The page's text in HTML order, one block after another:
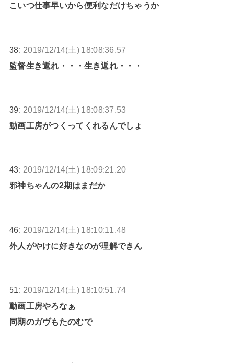
こいつ仕事早いから便利なだけちゃうか
38: 2019/12/14(土) 18:08:36.57
監督生き返れ・・・生き返れ・・・
39: 2019/12/14(土) 18:08:37.53
動画工房がつくってくれるんでしょ
43: 2019/12/14(土) 18:09:21.20
邪神ちゃんの2期はまだか
46: 2019/12/14(土) 18:10:11.48
外人がやけに好きなのが理解できん
51: 2019/12/14(土) 18:10:51.74
動画工房やろなぁ
同期のガヴもたのむで